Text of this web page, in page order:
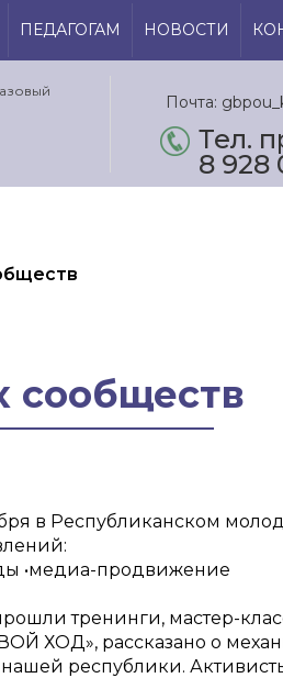
ПЕДАГОГАМ НОВОСТИ
Почта:
Тел.
8 928
в Республиканском
•медиа-продвижение
тренинги, мастер-
ХОД», рассказано о
нашей республики.